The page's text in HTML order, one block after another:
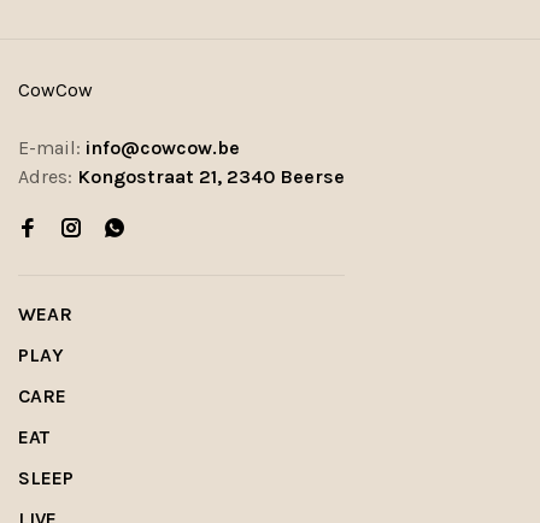
CowCow
E-mail: info@cowcow.be
Adres: Kongostraat 21, 2340 Beerse
WEAR
PLAY
CARE
EAT
SLEEP